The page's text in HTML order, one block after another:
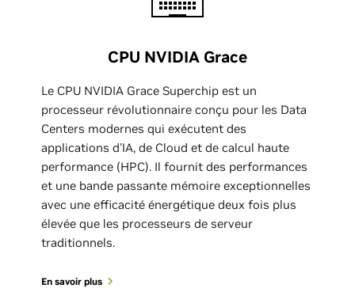
CPU NVIDIA Grace
Le CPU NVIDIA Grace Superchip est un
processeur révolutionnaire conçu pour les Data
Centers modernes qui exécutent des
applications d'IA, de Cloud et de calcul haute
performance (HPC). Il fournit des performances
et une bande passante mémoire exceptionnelles
avec une efficacité énergétique deux fois plus
élevée que les processeurs de serveur
traditionnels.
En savoir plus